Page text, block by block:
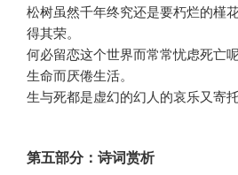
松树虽然千年终究还是要朽烂的槿
得其荣。
何必留恋这个世界而常常忧虑死亡
生命而厌倦生活。
生与死都是虚幻的幻人的哀乐又寄
第五部分：诗词赏析